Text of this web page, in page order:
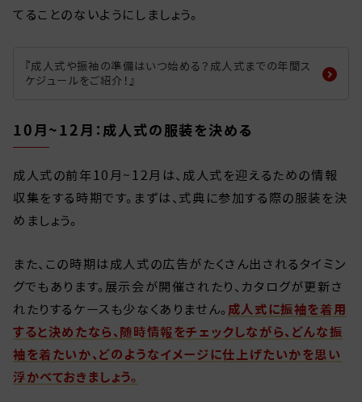
てることのないようにしましょう。
『成人式や振袖の準備はいつ始める？成人式までの年間ス
ケジュールをご紹介！』
10月~12月：成人式の服装を決める
成人式の前年10月~12月は、成人式を迎えるための情報
収集をする時期です。まずは、式典に参加する際の服装を決
めましょう。
また、この時期は成人式の広告がたくさん出されるタイミン
グでもあります。展示会が開催されたり、カタログが更新さ
れたりするケースも少なくありません。 成人式に振袖を着用
すると決めたなら、随時情報をチェックしながら、どんな振
袖を着たいか、どのようなイメージに仕上げたいかを思い
浮かべておきましょう。